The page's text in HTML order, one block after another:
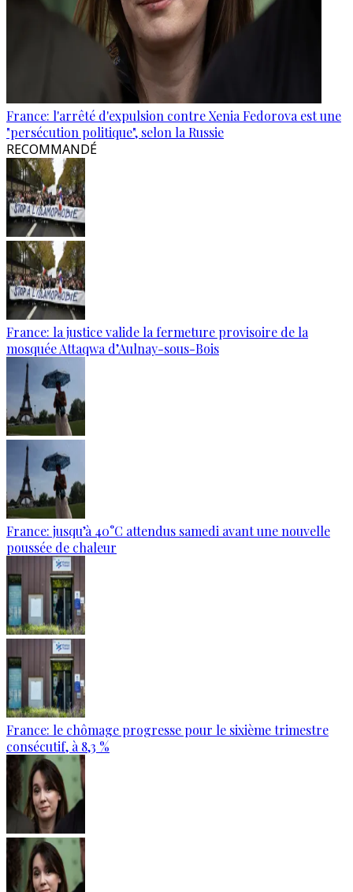
France: l'arrêté d'expulsion contre Xenia Fedorova est une
"persécution politique", selon la Russie
RECOMMANDÉ
France: la justice valide la fermeture provisoire de la
mosquée Attaqwa d’Aulnay-sous-Bois
France: jusqu’à 40°C attendus samedi avant une nouvelle
poussée de chaleur
France: le chômage progresse pour le sixième trimestre
consécutif, à 8,3 %